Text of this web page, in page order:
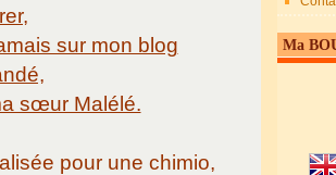
sur mon blog
sœur Malélé.
pour une chimio,
Ma